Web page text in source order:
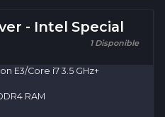
- Intel Special
1 Disponible
E3/Core i7 3.5 GHz+
RAM